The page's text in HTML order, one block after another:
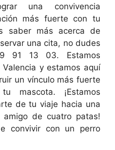
una convivencia
más fuerte con tu
saber más acerca de
una cita, no dudes
91 13 03. Estamos
y estamos aquí
un vínculo más fuerte
mascota. ¡Estamos
de tu viaje hacia una
de cuatro patas!
convivir con un perro